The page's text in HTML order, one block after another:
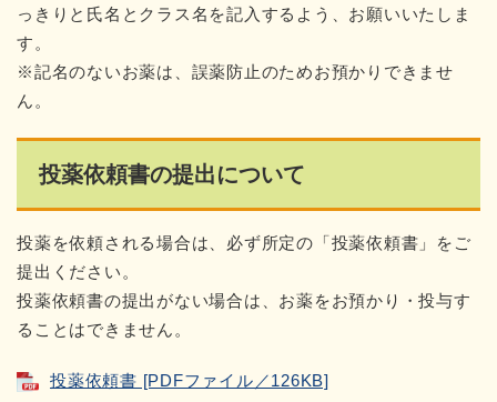
っきりと氏名とクラス名を記入するよう、お願いいたしま
す。
※記名のないお薬は、誤薬防止のためお預かりできませ
ん。
投薬依頼書の提出について
投薬を依頼される場合は、必ず所定の「投薬依頼書」をご
提出ください。
投薬依頼書の提出がない場合は、お薬をお預かり・投与す
ることはできません。
投薬依頼書 [PDFファイル／126KB]